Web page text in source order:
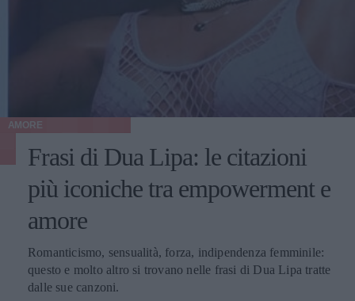
AMORE
Frasi di Dua Lipa: le citazioni
più iconiche tra empowerment e
amore
Romanticismo, sensualità, forza, indipendenza femminile:
questo e molto altro si trovano nelle frasi di Dua Lipa tratte
dalle sue canzoni.